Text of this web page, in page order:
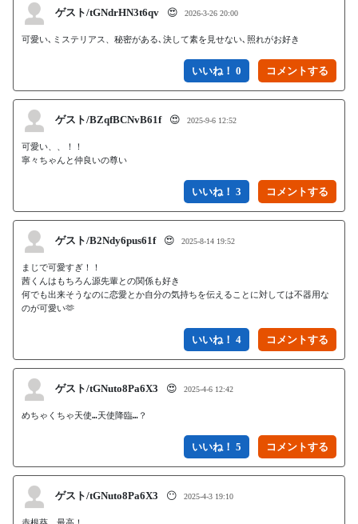
ゲスト/tGNdrHN3t6qv 😍 2026-3-26 20:00
可愛い､ミステリアス、秘密がある､決して素を見せない､照れがお好き
いいね！ 0
ゲスト/BZqfBCNvB61f 😍 2025-9-6 12:52
可愛い、、！！
寧々ちゃんと仲良いの尊い
いいね！ 3
ゲスト/B2Ndy6pus61f 😍 2025-8-14 19:52
まじで可愛すぎ！！
茜くんはもちろん源先輩との関係も好き
何でも出来そうなのに恋愛とか自分の気持ちを伝えることに対しては不器用な
のが可愛い🫶
いいね！ 4
ゲスト/tGNuto8Pa6X3 😍 2025-4-6 12:42
めちゃくちゃ天使…天使降臨…？
いいね！ 5
ゲスト/tGNuto8Pa6X3 😶 2025-4-3 19:10